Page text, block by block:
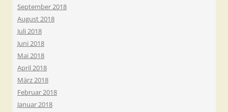
September 2018
August 2018
Juli 2018
Juni 2018
Mai 2018
April 2018
März 2018
Februar 2018
Januar 2018